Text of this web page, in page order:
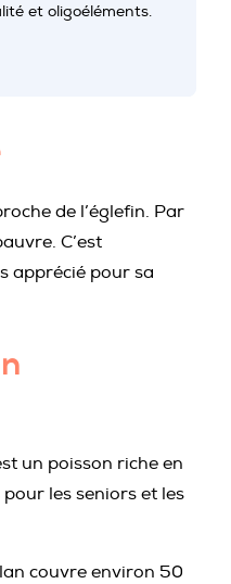
et oligoéléments.
de l’églefin. Par
C’est
apprécié pour sa
un poisson riche en
les seniors et les
couvre environ 50